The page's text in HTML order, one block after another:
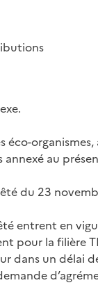
organismes,
au
du 23
entrent en
pour la filière
dans un délai